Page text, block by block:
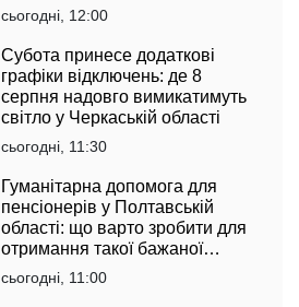
сьогодні, 12:00
Субота принесе додаткові
графіки відключень: де 8
серпня надовго вимикатимуть
світло у Черкаській області
сьогодні, 11:30
Гуманітарна допомога для
пенсіонерів у Полтавській
області: що варто зробити для
отримання такої бажаної
підтримки
сьогодні, 11:00